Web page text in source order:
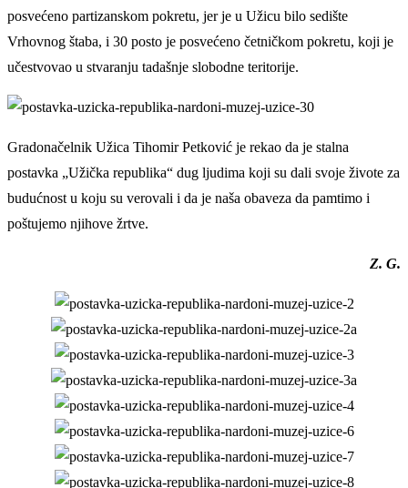
posvećeno partizanskom pokretu, jer je u Užicu bilo sedište
Vrhovnog štaba, i 30 posto je posvećeno četničkom pokretu, koji je
učestvovao u stvaranju tadašnje slobodne teritorije.
Gradonačelnik Užica Tihomir Petković je rekao da je stalna
postavka „Užička republika“ dug ljudima koji su dali svoje živote za
budućnost u koju su verovali i da je naša obaveza da pamtimo i
poštujemo njihove žrtve.
Z. G.